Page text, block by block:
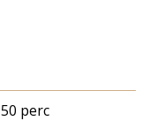
50 perc